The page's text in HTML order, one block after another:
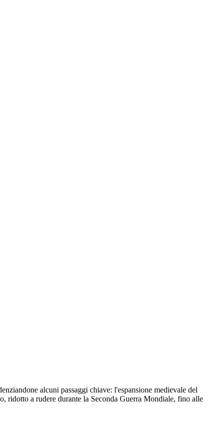
alcuni passaggi chiave: l'espansione medievale del
ridotto a rudere durante la Seconda Guerra Mondiale, fino alle